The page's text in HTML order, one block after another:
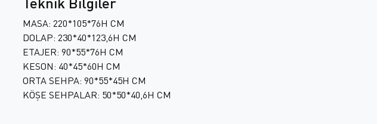
MASA: 220*105*76H CM
DOLAP: 230*40*123,6H CM
ETAJER: 90*55*76H CM
KESON: 40*45*60H CM
ORTA SEHPA: 90*55*45H CM
KÖŞE SEHPALAR: 50*50*40,6H CM